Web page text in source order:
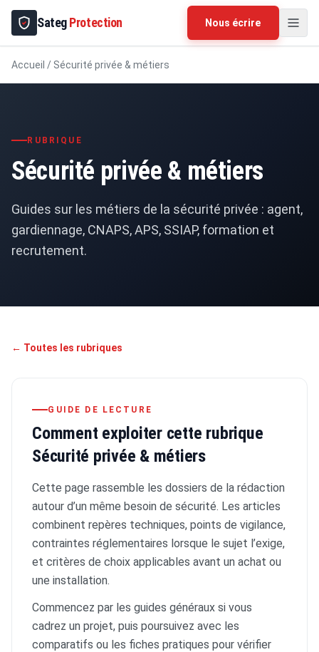
SategProtection Nous écrire
Accueil / Sécurité privée & métiers
RUBRIQUE
Sécurité privée & métiers
Guides sur les métiers de la sécurité privée : agent,
gardiennage, CNAPS, APS, SSIAP, formation et
recrutement.
← Toutes les rubriques
GUIDE DE LECTURE
Comment exploiter cette rubrique
Sécurité privée & métiers
Cette page rassemble les dossiers de la rédaction
autour d’un même besoin de sécurité. Les articles
combinent repères techniques, points de vigilance,
contraintes réglementaires lorsque le sujet l’exige,
et critères de choix applicables avant un achat ou
une installation.
Commencez par les guides généraux si vous
cadrez un projet, puis poursuivez avec les
comparatifs ou les fiches pratiques pour vérifier